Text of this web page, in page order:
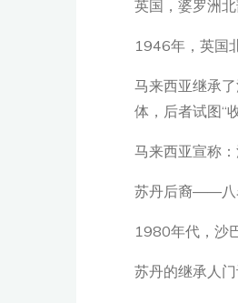
英国，婆罗洲北
1946年，英国
马来西亚继承
体，后者试图“
马来西亚宣称
苏丹后裔——八
1980年代，沙
苏丹的继承人